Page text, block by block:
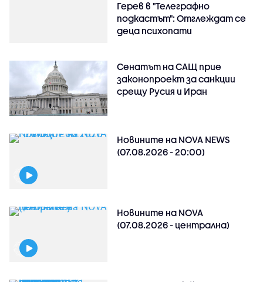
Герев в "Телеграфно
подкастът": Отглеждат се
деца психопати
Сенатът на САЩ прие
законопроект за санкции
срещу Русия и Иран
Новините на NOVA NEWS
(07.08.2026 - 20:00)
Новините на NOVA
(07.08.2026 - централна)